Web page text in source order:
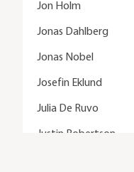
Jon Holm
Jonas Dahlberg
Jonas Nobel
Josefin Eklund
Julia De Ruvo
Justin Robertson